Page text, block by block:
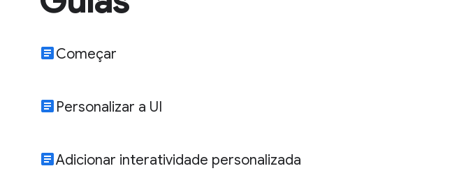
articleComeçar
article Personalizar a UI
articleAdicionar interatividade personalizada